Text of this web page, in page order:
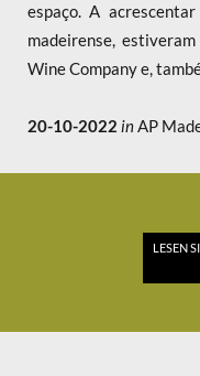
espaço. A
madeirense,
Wine Company e,
20-10-2022 inAP
LESEN